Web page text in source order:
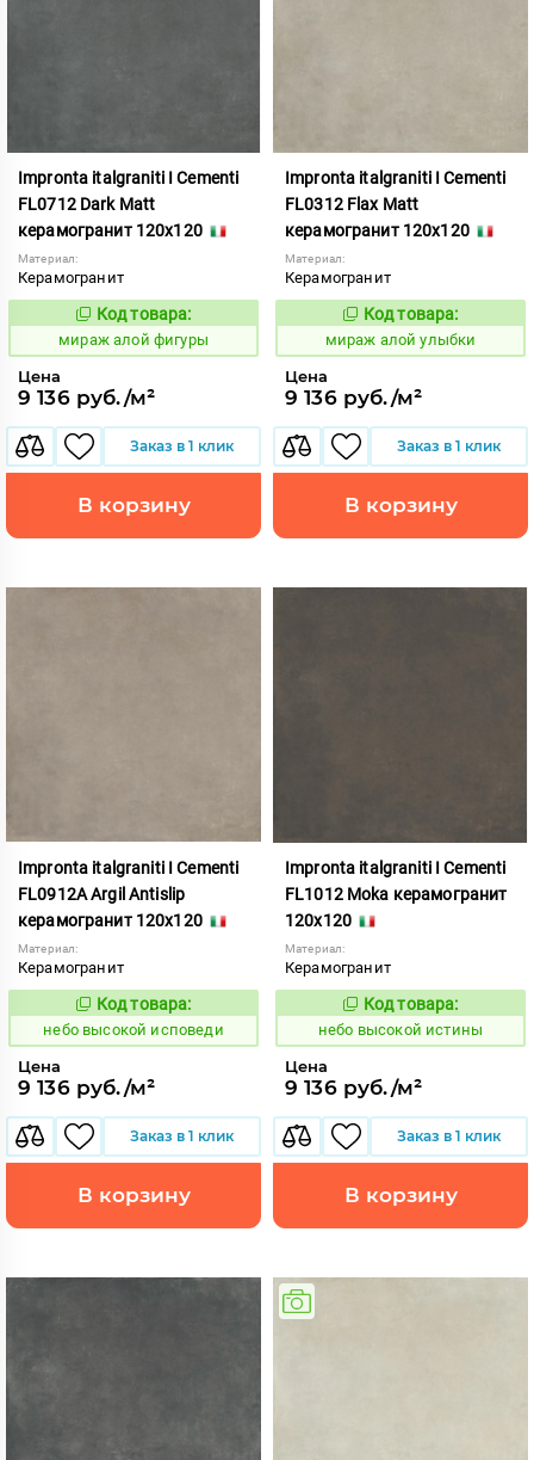
Impronta italgraniti I Cementi
FL0712 Dark Matt
керамогранит 120x120
Материал:
Керамогранит
984615
Код товара:
мираж алой фигуры
Цена
9 136 руб./м²
Заказ в 1 клик
В корзину
Impronta italgraniti I Cementi
FL0312 Flax Matt
керамогранит 120x120
Материал:
Керамогранит
984611
Код товара:
мираж алой улыбки
Цена
9 136 руб./м²
Заказ в 1 клик
В корзину
Impronta italgraniti I Cementi
FL0912A Argil Antislip
керамогранит 120x120
Материал:
Керамогранит
1111410
Код товара:
небо высокой исповеди
Цена
9 136 руб./м²
Заказ в 1 клик
В корзину
Impronta italgraniti I Cementi
FL1012 Moka керамогранит
120x120
Материал:
Керамогранит
1111411
Код товара:
небо высокой истины
Цена
9 136 руб./м²
Заказ в 1 клик
В корзину